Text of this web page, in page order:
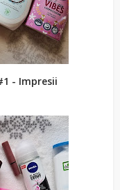
- Impresii